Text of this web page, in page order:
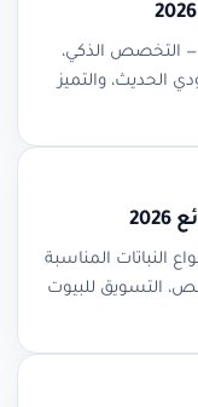
— التخصص الذكي،
الحديث، والتميز
النباتات المناسبة
التسويق للبيوت